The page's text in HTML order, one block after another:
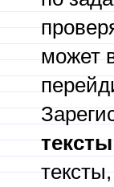
может
тексты